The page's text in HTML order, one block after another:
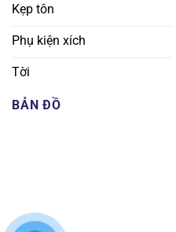
Kẹp tôn
Phụ kiện xích
Tời
BẢN ĐỒ